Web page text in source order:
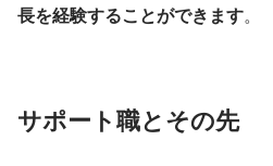
長を経験することができます。
サポート職とその先